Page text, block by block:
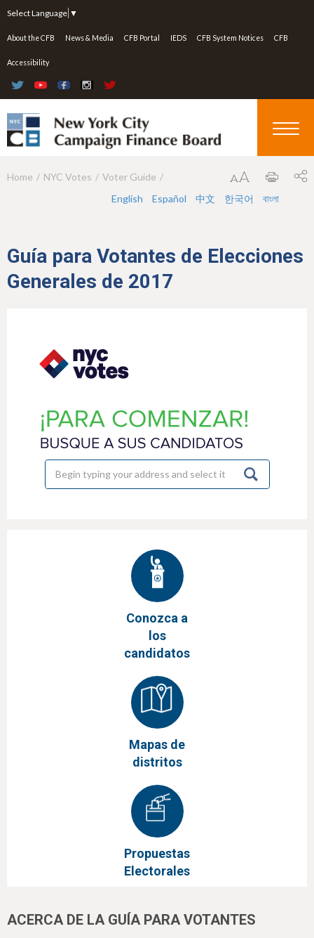
Select Language ▼
About the CFB News & Media CFB Portal IEDS CFB System Notices CFB
Accessibility
Y
a
r
Home NYC Votes
Voter Guide
English
Español 中文 한국어 বাংলা
Guía para Votantes de Elecciones
Generales de 2017
Conozca a
los
candidatos
Mapas de
distritos
Propuestas
Electorales
ACERCA DE LA GUÍA PARA VOTANTES